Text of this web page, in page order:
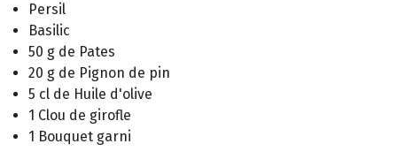
Persil
Basilic
50 g de Pates
20 g de Pignon de pin
5 cl de Huile d'olive
1 Clou de girofle
1 Bouquet garni